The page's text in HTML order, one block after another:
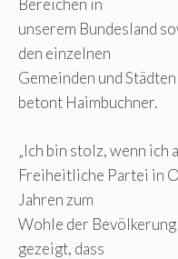
Bereichen in
unserem Bundesland
den einzelnen
Gemeinden und
betont Haimbuchner.
„Ich bin stolz, wenn ich
Freiheitliche Partei in
Jahren zum
Wohle der
gezeigt, dass